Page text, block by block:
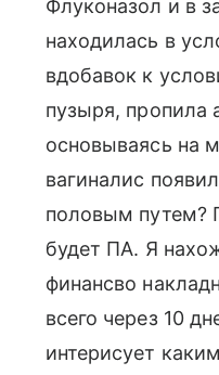
Флуконазол и в
находилась в
вдобавок к
пузыря, пропила
основываясь на
вагиналис
половым путем?
будет ПА. Я
финансво
всего через 10
интерисует